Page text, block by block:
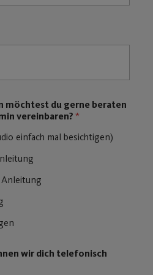
möchtest du gerne beraten
vereinbaren? *
einfach mal besichtigen)
wir dich telefonisch